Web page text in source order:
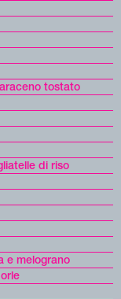
tostato
di riso
e melograno